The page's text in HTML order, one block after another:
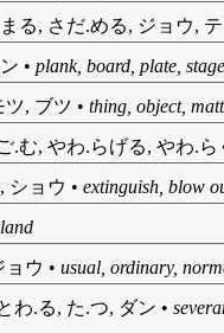
る, さだ.める, ジョウ,
• plank, board, plate, stage
ツ, ブツ • thing, object,
.む, やわ.らげる, やわ.ら
ショウ • extinguish, blow
ョウ • usual, ordinary,
わ.る, た.つ, ダン •